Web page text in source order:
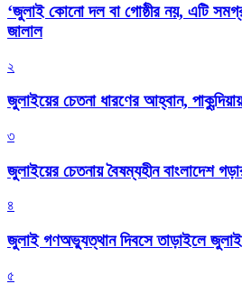
‘জুলাই কোনো দল বা গোষ্ঠীর নয়, এটি
জালাল
২
জুলাইয়ের চেতনা ধারণের আহ্বান,
৩
জুলাইয়ের চেতনায় বৈষম্যহীন বাংলাদেশ
৪
জুলাই গণঅভ্যুত্থান দিবসে তাড়াইলে জুলাই
৫